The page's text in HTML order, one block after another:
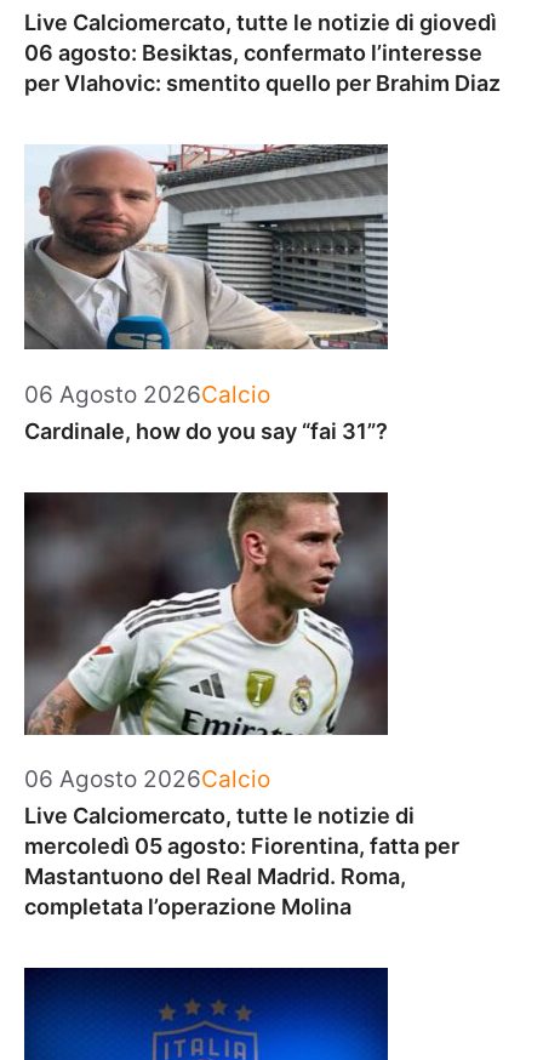
Live Calciomercato, tutte le notizie di giovedì
06 agosto: Besiktas, confermato l’interesse
per Vlahovic: smentito quello per Brahim Diaz
06 Agosto 2026Categorie
Calcio
Cardinale, how do you say “fai 31”?
06 Agosto 2026Categorie
Calcio
Live Calciomercato, tutte le notizie di
mercoledì 05 agosto: Fiorentina, fatta per
Mastantuono del Real Madrid. Roma,
completata l’operazione Molina